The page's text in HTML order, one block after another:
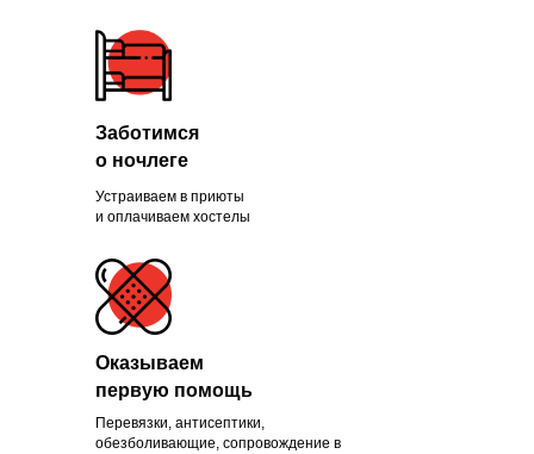
Устраиваем в приюты
и оплачиваем хостелы
Перевязки, антисептики,
обезболивающие, сопровождение в
Заботимся
о ночлеге
Оказываем
первую помощь
Помогли больше, чем